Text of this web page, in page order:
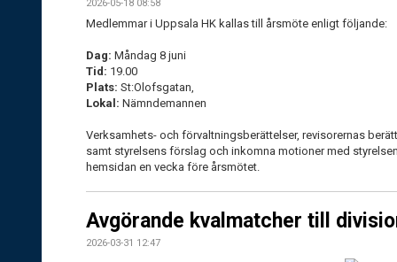
2026-05-18 08:58
Medlemmar i Uppsala HK kallas till årsmöte enligt följande:
Dag: Måndag 8 juni
Tid: 19.00
Plats: St:Olofsgatan,
Lokal: Nämndemannen
Verksamhets- och förvaltningsberättelser, revisorernas
samt styrelsens förslag och inkomna motioner med
hemsidan en vecka före årsmötet.
Avgörande kvalmatcher till
2026-03-31 12:47